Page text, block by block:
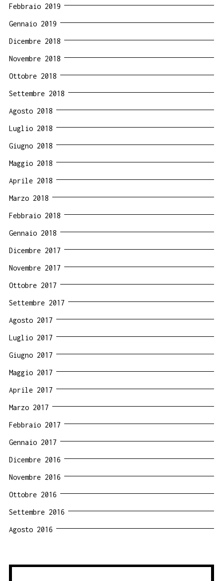
Febbraio 2019
Gennaio 2019
Dicembre 2018
Novembre 2018
Ottobre 2018
Settembre 2018
Agosto 2018
Luglio 2018
Giugno 2018
Maggio 2018
Aprile 2018
Marzo 2018
Febbraio 2018
Gennaio 2018
Dicembre 2017
Novembre 2017
Ottobre 2017
Settembre 2017
Agosto 2017
Luglio 2017
Giugno 2017
Maggio 2017
Aprile 2017
Marzo 2017
Febbraio 2017
Gennaio 2017
Dicembre 2016
Novembre 2016
Ottobre 2016
Settembre 2016
Agosto 2016